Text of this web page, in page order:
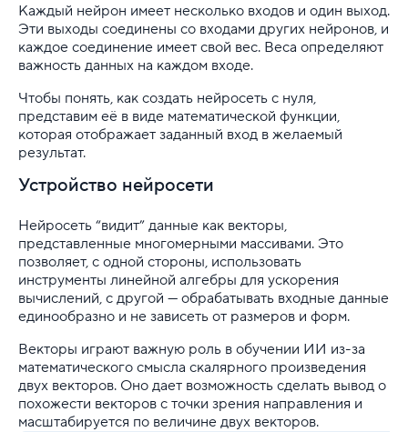
Полезная информация
Каждый нейрон имеет несколько входов и один выход.
Эти выходы соединены со входами других нейронов, и
каждое соединение имеет свой вес. Веса определяют
важность данных на каждом входе.
Чтобы понять, как создать нейросеть с нуля,
представим её в виде математической функции,
которая отображает заданный вход в желаемый
результат.
Устройство нейросети
Нейросеть “видит” данные как векторы,
представленные многомерными массивами. Это
позволяет, с одной стороны, использовать
инструменты линейной алгебры для ускорения
вычислений, с другой — обрабатывать входные данные
единообразно и не зависеть от размеров и форм.
Векторы играют важную роль в обучении ИИ из-за
математического смысла скалярного произведения
двух векторов. Оно дает возможность сделать вывод о
похожести векторов с точки зрения направления и
масштабируется по величине двух векторов.